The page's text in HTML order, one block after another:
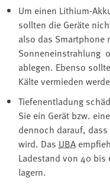
Um einen Lithium-
sollten die Geräte
also das Smartphone
Sonneneinstrahlung
ablegen. Ebenso
Kälte vermieden
Tiefenentladung
Sie ein Gerät bzw.
dennoch darauf,
wird. Das UBA
Ladestand von 40 bis
lagern.